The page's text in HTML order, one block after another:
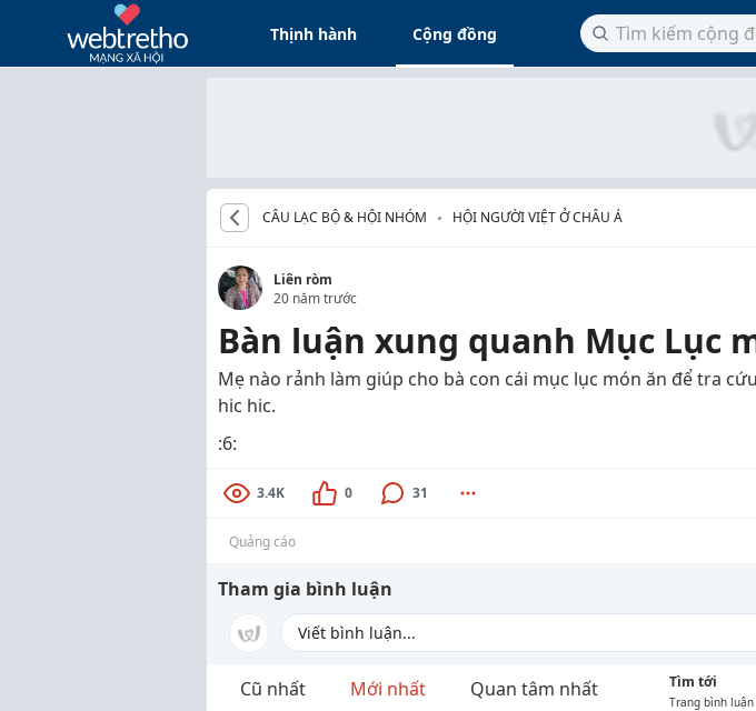
Thịnh hành Cộng đồng
CÂU LẠC BỘ & HỘI NHÓM HỘI NGƯỜI VIỆT Ở CHÂU Á
Liên ròm
20 năm trước
Bàn luận xung quanh Mục Lục
Mẹ nào rảnh làm giúp cho bà con cái mục lục món ăn để tra
hic hic.
:6:
3.4K 0 31
Quảng cáo
Tham gia bình luận
Cũ nhất Mới nhất Quan tâm nhất Tìm tới
Trang bình luận